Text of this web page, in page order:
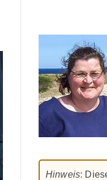
Hinweis: